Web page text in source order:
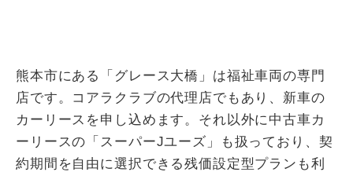
熊本市にある「グレース大橋」は福祉車両の専門
店です。コアラクラブの代理店でもあり、新車の
カーリースを申し込めます。それ以外に中古車カ
ーリースの「スーパーJユーズ」も扱っており、契
約期間を自由に選択できる残価設定型プランも利